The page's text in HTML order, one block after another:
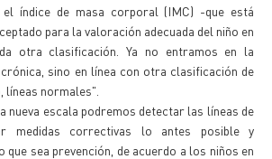
el índice de masa corporal (IMC) -que está
para la valoración adecuada del niño en
otra clasificación. Ya no entramos en la
sino en línea con otra clasificación de
líneas normales".
nueva escala podremos detectar las líneas de
medidas correctivas lo antes posible y
que sea prevención, de acuerdo a los niños en